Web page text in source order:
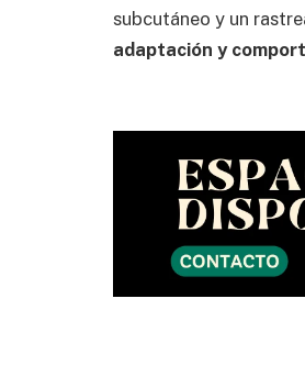
subcutáneo y un
adaptación y